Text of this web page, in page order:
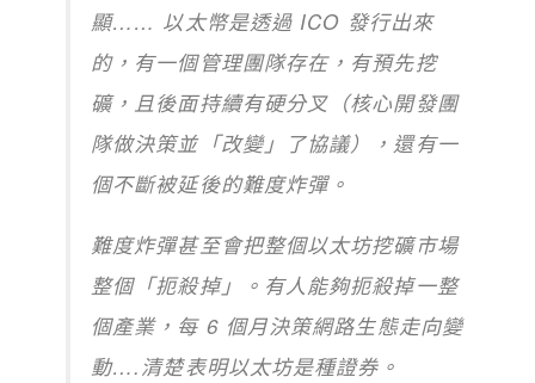
顯…… 以太幣是透過 ICO 發行出來
的，有一個管理團隊存在，有預先挖
礦，且後面持續有硬分叉（核心開發團
隊做決策並「改變」了協議），還有一
個不斷被延後的難度炸彈。
難度炸彈甚至會把整個以太坊挖礦市場
整個「扼殺掉」。有人能夠扼殺掉一整
個產業，每 6 個月決策網路生態走向變
動….清楚表明以太坊是種證券。